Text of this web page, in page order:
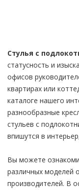
Стулья с
статусность и
офисов
квартирах или
каталоге нашего
разнообразные
стульев с
впишутся в
Вы можете
различных моделей
производителей. В